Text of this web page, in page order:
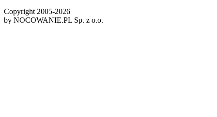
Copyright 2005-2026
by NOCOWANIE.PL Sp. z o.o.